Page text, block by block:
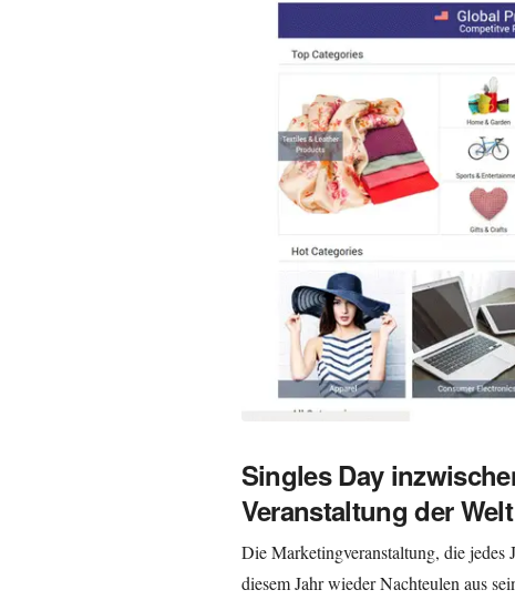
Singles Day
Veranstaltung der Welt
Die Marketingveranstaltung, die jedes
diesem Jahr wieder Nachteulen aus